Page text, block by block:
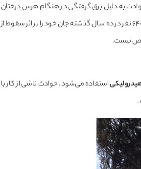
به قطع درختان بزرگ و تنومند که خطر سقوط دارند می‌­باشد و ۲۲ درصد حوادث به دلیل برق گرفتگی در هنگام هرس درختان
اعلام شده است. در ایران بیش از ۴۱ درصد از حوادث کار مربوط به سقوط از ارتفاع است و تقریبا ۶۴۰۰۰۰ نفر در ده سال گذشته جان خود را بر اثر سقوط از
نیست.
هیدرولیکیاستفاده می‌شود. حوادث ناشی از کار با